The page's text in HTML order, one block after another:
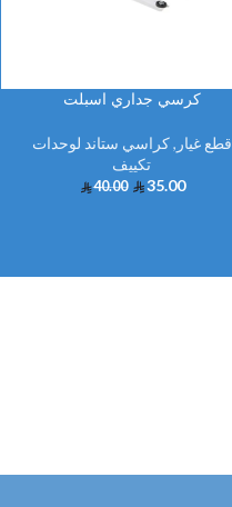
كرسي جداري اسبلت
قطع غيار ,كراسي ستاند لوحدات
تكييف
40.00 35.00